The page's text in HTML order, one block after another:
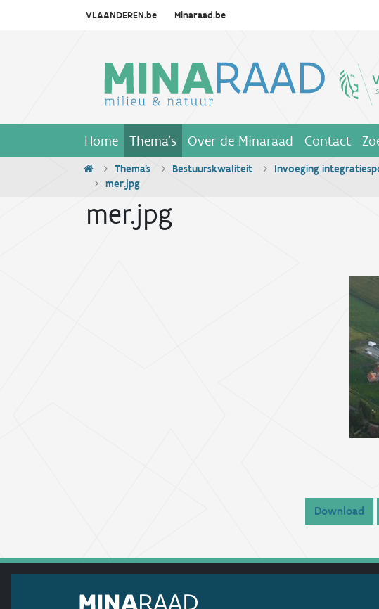
VLAANDEREN.be Minaraad.be
Home Thema's Over de Minaraad Contact
Thema's Bestuurskwaliteit
Invoeging
mer.jpg
mer.jpg
Download